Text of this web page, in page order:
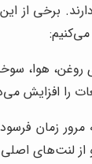
برخی از
می‌کنیم:
هوا،
را افزایش
زمان
لنت‌های اصلی